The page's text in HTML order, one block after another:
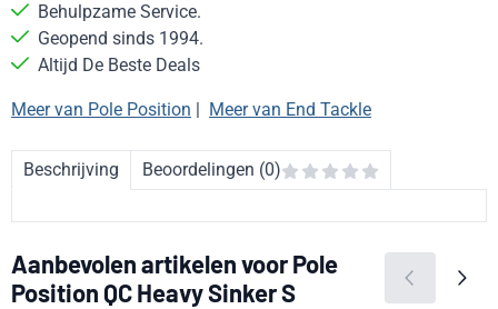
Behulpzame Service.
Geopend sinds 1994.
Altijd De Beste Deals
Meer van Pole Position Meer van End Tackle
Beschrijving Beoordelingen (0)
Aanbevolen artikelen voorPole
Position QC Heavy Sinker S